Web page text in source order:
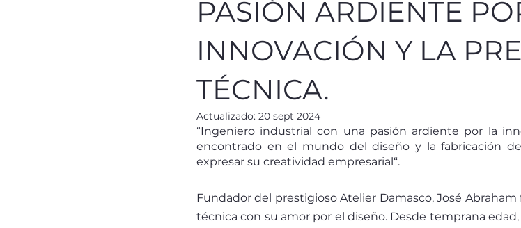
PASIÓN ARDIENTE
INNOVACIÓN Y LA
TÉCNICA.
Actualizado: 20 sept 2024
“Ingeniero industrial con una pasión ardiente por la
encontrado en el mundo del diseño y la fabricación
expresar su creatividad empresarial“.
Fundador del prestigioso Atelier Damasco, José
técnica con su amor por el diseño. Desde temprana